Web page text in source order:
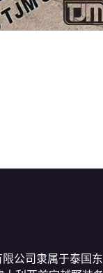
公司隶属于泰国